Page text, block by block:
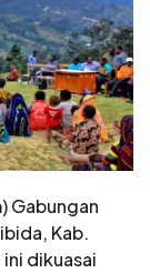
Gabungan
Kab.
ini dikuasai